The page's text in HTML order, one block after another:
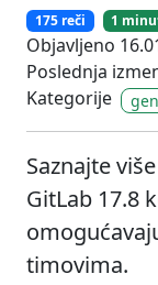
175 reči 1
Objavljeno
Poslednja
Kategorije
Saznajte
GitLab 17.8
timovima.